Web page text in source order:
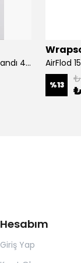
15W Hızlı Wireless Kablosuz Şarj Standı 4 in 1 Masaüstü İstasyon -iPhone-android-watch-airpods Uyumlu
%13
Hesabım
Giriş Yap